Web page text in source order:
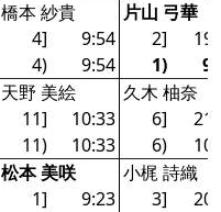
橋本 紗貴
片山 弓華
4]
9:54 2]
4)
9:54 1)
天野 美絵
久木 柚奈
11]
10:33 6]
11)
10:33 6)
松本 美咲
小梶 詩織
1]
9:23 3]